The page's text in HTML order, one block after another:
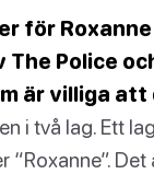
för
The Police
är villiga
i två lag. Ett
“Roxanne”.